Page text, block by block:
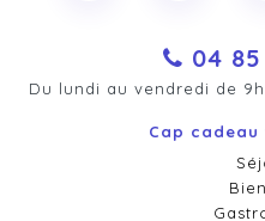
04
Du lundi au vendredi de
Cap